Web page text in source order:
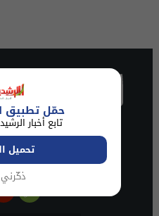
حمّل تطبيق
تابع أخبار
تحميل